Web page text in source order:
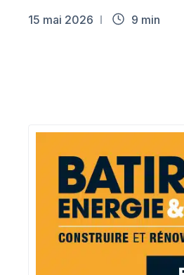
15 mai 2026 9 min